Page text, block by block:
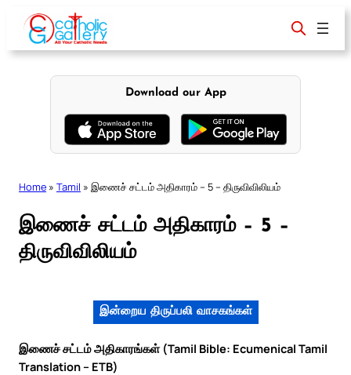
content
Download our App
Home » Tamil » இணைச் சட்டம் அதிகாரம் – 5 – திருவிவிலியம்
இணைச் சட்டம் அதிகாரம் – 5 –
திருவிவிலியம்
இன்றைய திருப்பலி வாசகங்கள்
இணைச் சட்டம் அதிகாரங்கள் (Tamil Bible: Ecumenical Tamil
Translation – ETB)